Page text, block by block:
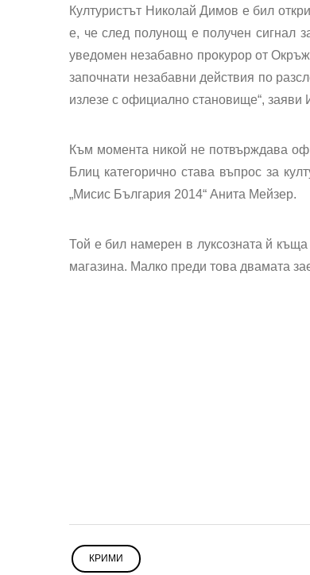
Културистът Николай Димов е бил
е, че след полунощ е получен сигнал
уведомен незабавно прокурор от
започнати незабавни действия по
излезе с официално становище“,
Към момента никой не потвърждава
Блиц категорично става въпрос за
„Мисис България 2014“ Анита Мейзер.
Той е бил намерен в луксозната й
магазина. Малко преди това двамата
КРИМИ